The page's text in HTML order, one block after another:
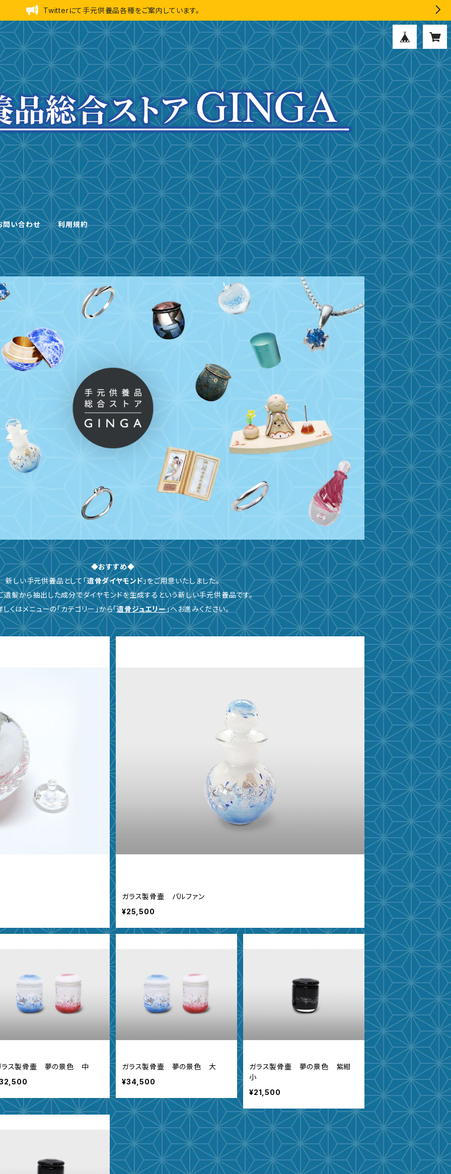
Twitterにて手元供養品各種をご案内しています。
問い合わせ 利用規約
◆おすすめ◆
新しい手元供養品として「遺骨ダイヤモンド」をご用意いたしました。
遺髪から抽出した成分でダイヤモンドを生成するという新しい手元供養品です。
しくはメニューの「カテゴリー」から「遺骨ジュエリー」へお進みください。
ガラス製骨壷 パルファン
¥25,500
ラス製骨壷 夢の景色 中
ガラス製骨壷 夢の景色 大
¥34,500
ガラス製骨壷 夢の景色 紫紺
小
¥21,500